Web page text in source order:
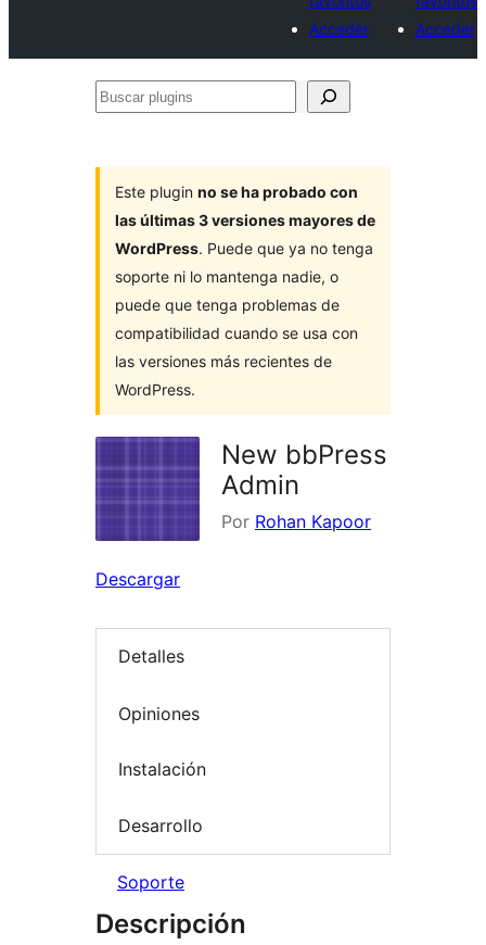
Acceder
Acceder
Buscar
Este plugin no se ha probado con
las últimas 3 versiones mayores de
WordPress. Puede que ya no tenga
soporte ni lo mantenga nadie, o
puede que tenga problemas de
compatibilidad cuando se usa con
las versiones más recientes de
WordPress.
New bbPress
Admin
Por Rohan Kapoor
Descargar
Detalles
Opiniones
Instalación
Desarrollo
Soporte
Descripción